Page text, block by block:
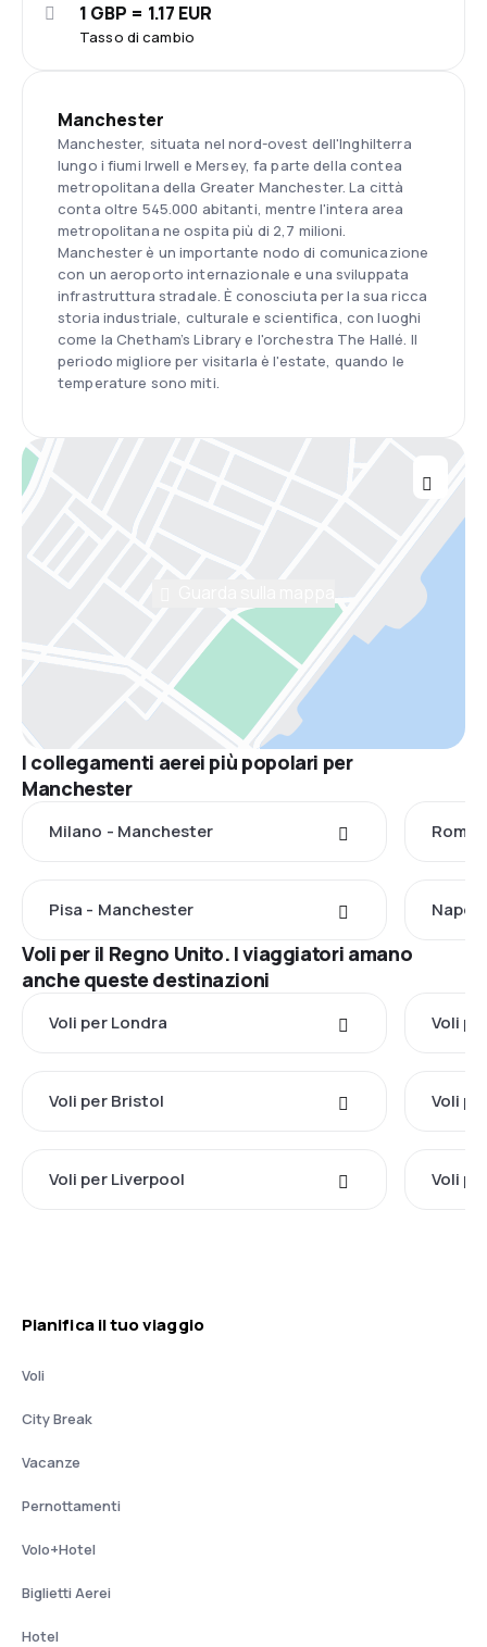
Tasso di cambio
1 GBP = 1.17 EUR
Manchester
Manchester, situata nel nord-ovest dell'Inghilterra
lungo i fiumi Irwell e Mersey, fa parte della contea
metropolitana della Greater Manchester. La città
conta oltre 545.000 abitanti, mentre l'intera area
metropolitana ne ospita più di 2,7 milioni.
Manchester è un importante nodo di comunicazione
con un aeroporto internazionale e una sviluppata
infrastruttura stradale. È conosciuta per la sua ricca
storia industriale, culturale e scientifica, con luoghi
come la Chetham’s Library e l'orchestra The Hallé. Il
periodo migliore per visitarla è l'estate, quando le
temperature sono miti.
I collegamenti aerei più popolari per
Manchester
Milano - Manchester Roma
Pisa - Manchester
Voli per il Regno Unito. I viaggiatori amano
anche queste destinazioni
Voli per Londra Voli
Voli per Bristol Voli
Voli per Liverpool Voli
Pianifica il tuo viaggio
Voli
City Break
Vacanze
Pernottamenti
Volo+Hotel
Biglietti Aerei
Hotel